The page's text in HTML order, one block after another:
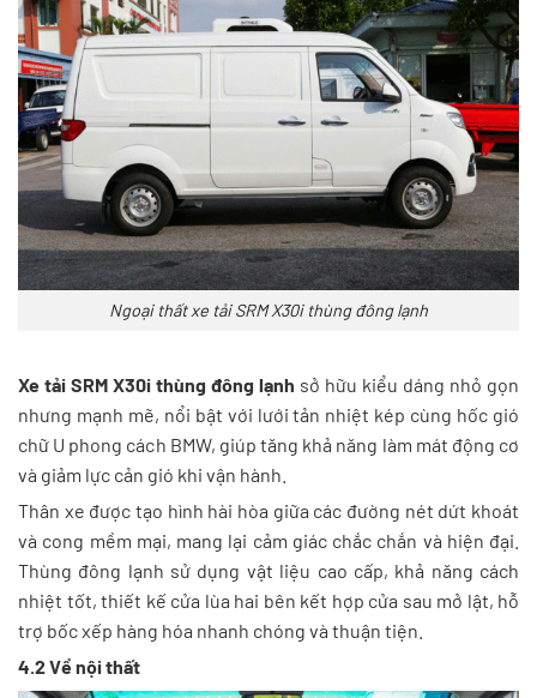
Ngoại thất xe tải SRM X30i thùng đông lạnh
Xe tải SRM X30i thùng đông lạnh sở hữu kiểu dáng nhỏ gọn
nhưng mạnh mẽ, nổi bật với lưới tản nhiệt kép cùng hốc gió
chữ U phong cách BMW, giúp tăng khả năng làm mát động cơ
và giảm lực cản gió khi vận hành.
Thân xe được tạo hình hài hòa giữa các đường nét dứt khoát
và cong mềm mại, mang lại cảm giác chắc chắn và hiện đại.
Thùng đông lạnh sử dụng vật liệu cao cấp, khả năng cách
nhiệt tốt, thiết kế cửa lùa hai bên kết hợp cửa sau mở lật, hỗ
trợ bốc xếp hàng hóa nhanh chóng và thuận tiện.
4.2 Về nội thất